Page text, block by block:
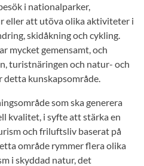
i nationalparker,
eller att utöva olika aktiviteter i
skidåkning och cykling.
mycket gemensamt, och
turistnäringen och natur- och
kunskapsområde.
som ska generera
kvalitet, i syfte att stärka en
och friluftsliv baserat på
område rymmer flera olika
i skyddad natur, det